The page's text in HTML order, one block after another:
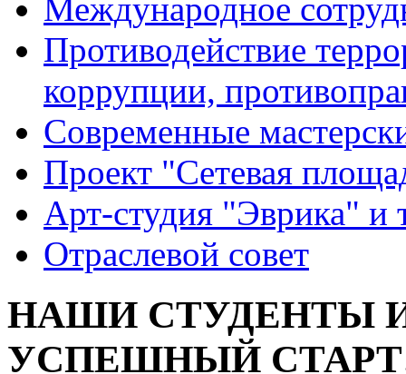
Международное
Противодействие
коррупции,
Современные
Проект "Сетевая
Арт-студия "Эврика" и
Отраслевой совет
НАШИ СТУДЕНТЫ
УСПЕШНЫЙ